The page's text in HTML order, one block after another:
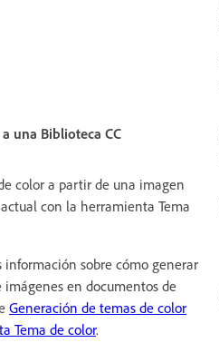
una Biblioteca CC
color a partir de una imagen
con la herramienta Tema
información sobre cómo generar
imágenes en documentos de
Generación de temas de color
Tema de color.